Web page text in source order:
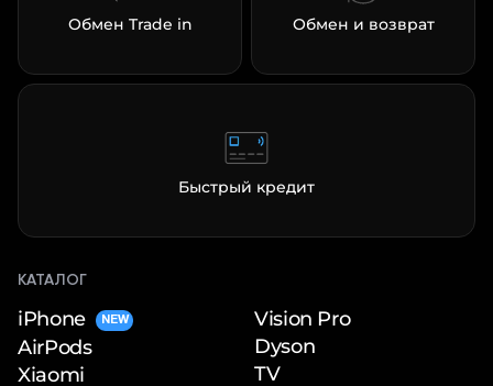
Обмен Trade in Обмен и возврат
Быстрый кредит
КАТАЛОГ
iPhone NEW
AirPods
Xiaomi
Vision Pro
Dyson
TV
раз в 2 недели